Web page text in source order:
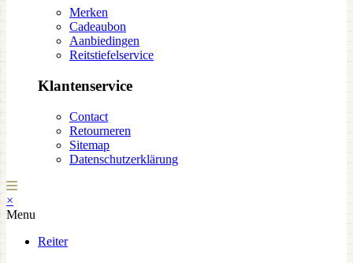
Merken
Cadeaubon
Aanbiedingen
Reitstiefelservice
Klantenservice
Contact
Retourneren
Sitemap
Datenschutzerklärung
×
Menu
Reiter